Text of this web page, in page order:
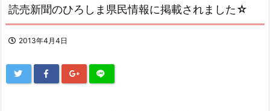
読売新聞のひろしま県民情報に掲載されました☆
2013年4月4日